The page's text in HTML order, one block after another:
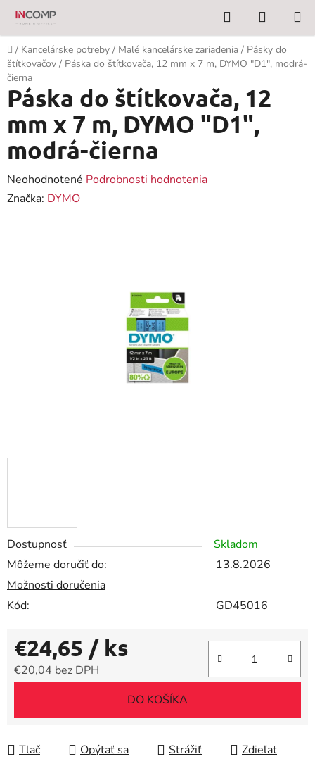
Prejsť
obsah
Hľadať
KOŠÍK
Domov
/ Kancelárske potreby / Malé kancelárske zariadenia / Pásky do
štítkovačov / Páska do štítkovača, 12 mm x 7 m, DYMO "D1", modrá-
čierna
Dostupnosť
Skladom
Môžeme doručiť do:
13.8.2026
Možnosti doručenia
Kód:
GD45016
€24,65 / ks
€20,04 bez DPH
DO KOŠÍKA
Tlač Opýtať sa Strážiť Zdieľať
Páska do štítkovača, 12
mm x 7 m, DYMO "D1",
modrá-čierna
Priemerné
hodnotenie
Neohodnotené Podrobnosti hodnotenia
Značka: DYMO